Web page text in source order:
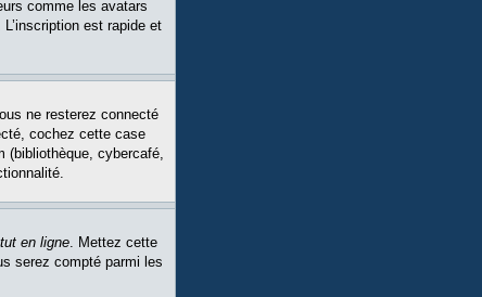
comme les avatars
est rapide et
ne resterez connecté
cochez cette case
(bibliothèque, cybercafé,
en ligne. Mettez cette
serez compté parmi les